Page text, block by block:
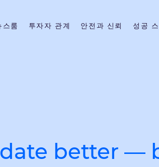
스룸 투자자 관계 안전과 신뢰 성공
better —